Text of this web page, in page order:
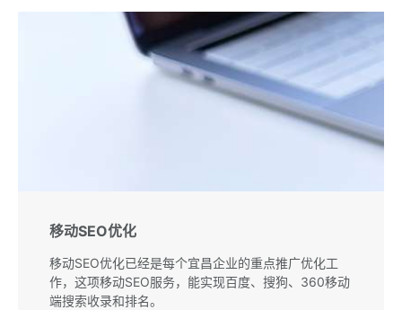
移动SEO优化
移动SEO优化已经是每个宜昌企业的重点推广优化工
作，这项移动SEO服务，能实现百度、搜狗、360移动
端搜索收录和排名。